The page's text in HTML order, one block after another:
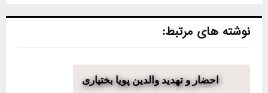
نوشته های مرتبط:
احضار و تهدید والدین پویا بختیاری